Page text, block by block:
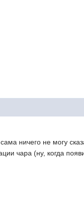
ничего не могу
чара (ну, когда